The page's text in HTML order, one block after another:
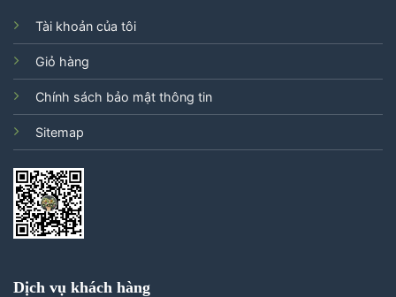
Tài khoản của tôi
Giỏ hàng
Chính sách bảo mật thông tin
Sitemap
Dịch vụ khách hàng